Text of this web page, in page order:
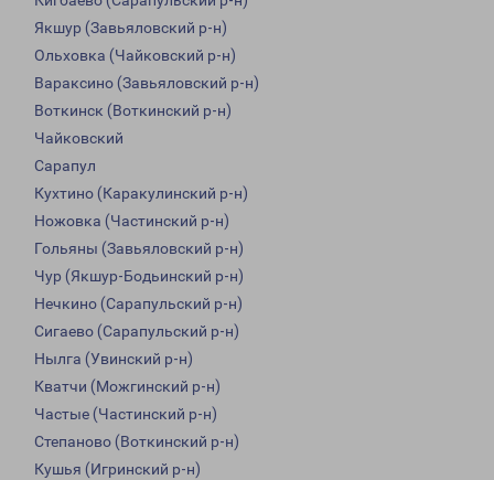
Якшур (Завьяловский р-н)
Ольховка (Чайковский р-н)
Вараксино (Завьяловский р-н)
Воткинск (Воткинский р-н)
Чайковский
Сарапул
Кухтино (Каракулинский р-н)
Ножовка (Частинский р-н)
Гольяны (Завьяловский р-н)
Чур (Якшур-Бодьинский р-н)
Нечкино (Сарапульский р-н)
Сигаево (Сарапульский р-н)
Нылга (Увинский р-н)
Кватчи (Можгинский р-н)
Частые (Частинский р-н)
Степаново (Воткинский р-н)
Кушья (Игринский р-н)